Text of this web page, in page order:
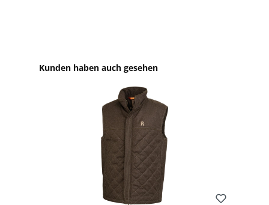
Produktgalerie überspringen
Kunden haben auch gesehen